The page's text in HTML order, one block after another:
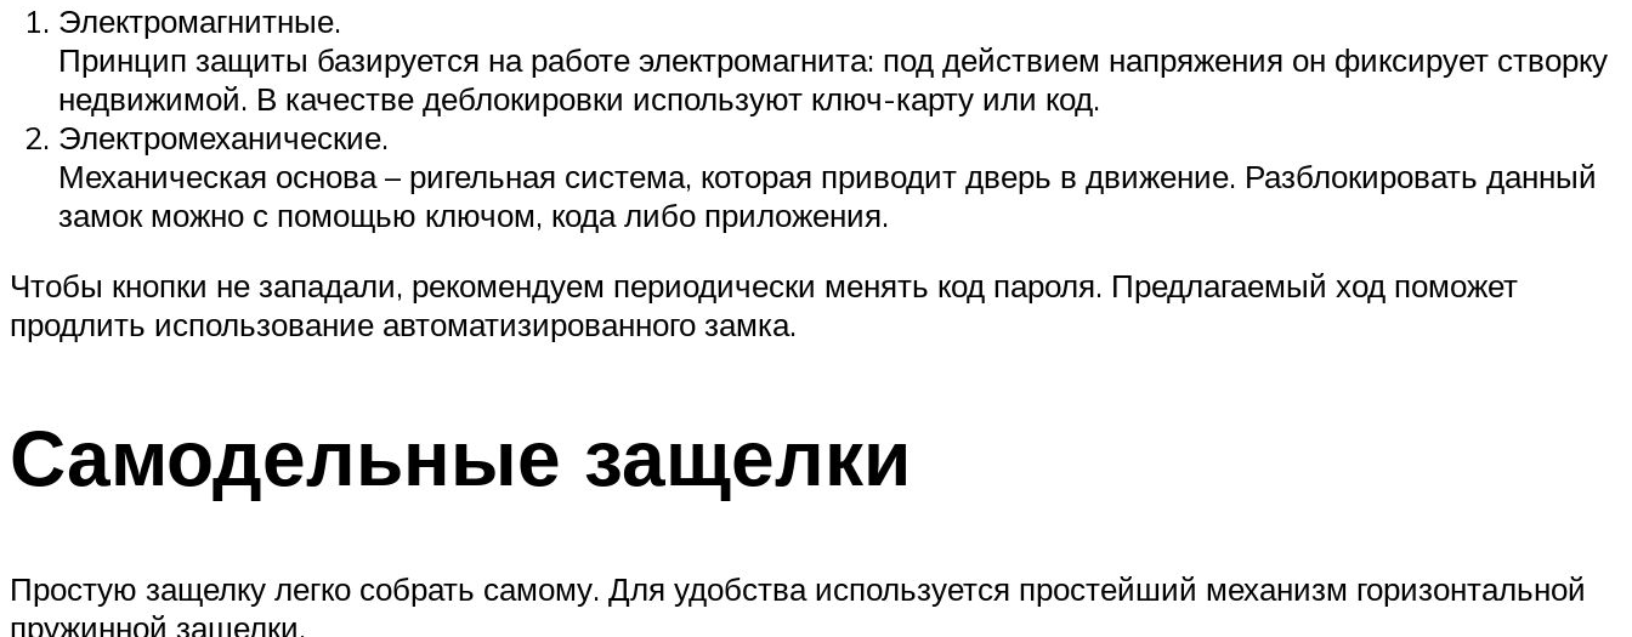
Электромагнитные.
Принцип защиты базируется на работе электромагнита: под действием напряжения он фиксирует створку
недвижимой. В качестве деблокировки используют ключ-карту или код.
Электромеханические.
Механическая основа – ригельная система, которая приводит дверь в движение. Разблокировать данный
замок можно с помощью ключом, кода либо приложения.
Чтобы кнопки не западали, рекомендуем периодически менять код пароля. Предлагаемый ход поможет
продлить использование автоматизированного замка.
Самодельные защелки
Простую защелку легко собрать самому. Для удобства используется простейший механизм горизонтальной
пружинной защелки.